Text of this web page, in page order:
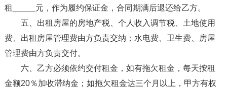
租_____元，作为履约保证金，合同期满后退还给乙方。
五、出租房屋的房地产税、个人收入调节税、土地使用
费、出租房屋管理费由方负责交纳；水电费、卫生费、房屋
管理费由方负责交付。
六、乙方必须依约交付租金，如有拖欠租金，每天按租
金额20％加收滞纳金；如拖欠租金达三个月以上，甲方有权